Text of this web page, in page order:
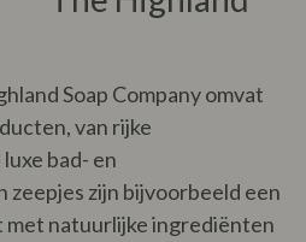
Soap Company omvat
van rijke
bad- en
zeepjes zijn bijvoorbeeld een
natuurlijke ingrediënten